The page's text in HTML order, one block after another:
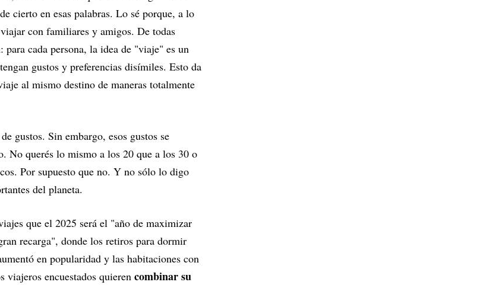
cierto en esas palabras. Lo sé porque, a lo
con familiares y amigos. De todas
cada persona, la idea de "viaje" es un
gustos y preferencias disímiles. Esto da
al mismo destino de maneras totalmente
gustos. Sin embargo, esos gustos se
No querés lo mismo a los 20 que a los 30 o
Por supuesto que no. Y no sólo lo digo
del planeta.
que el 2025 será el "año de maximizar
recarga", donde los retiros para dormir
en popularidad y las habitaciones con
viajeros encuestados quieren combinar su